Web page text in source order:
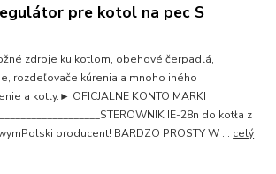
pre kotol na pec S
zdroje ku kotlom, obehové čerpadlá,
rozdeľovače kúrenia a mnoho iného
a kotly.► OFICJALNE KONTO MARKI
IE-28n do kotła z
producent! BARDZO PROSTY W ... celý